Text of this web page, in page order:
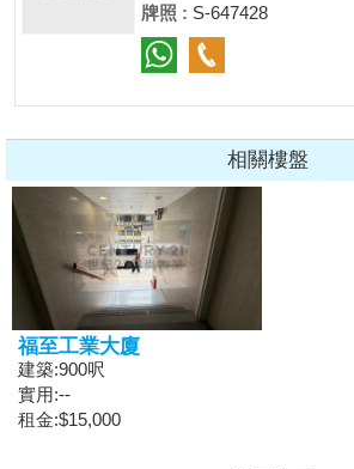
牌照 : S-647428
相關樓盤
福至工業大廈
建築:900呎
實用:--
租金:$15,000